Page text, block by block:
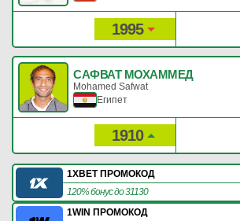
1995
САФВАТ МОХАММЕД
Mohamed Safwat
Египет
1910
1XBET ПРОМОКОД
120% бонус до 31130
1WIN ПРОМОКОД